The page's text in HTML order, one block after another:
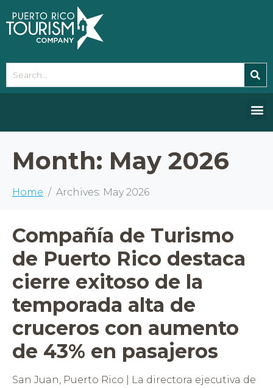
note:
This
website
accessibility
Month: May 2026
Home Archives: May 2026
Compañía de Turismo
de Puerto Rico destaca
cierre exitoso de la
temporada alta de
cruceros con aumento
de 43% en pasajeros
San Juan, Puerto Rico | La directora ejecutiva de